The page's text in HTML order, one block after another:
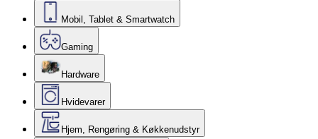
Mobil, Tablet & Smartwatch
Gaming
Hardware
Hvidevarer
Hjem, Rengøring & Køkkenudstyr